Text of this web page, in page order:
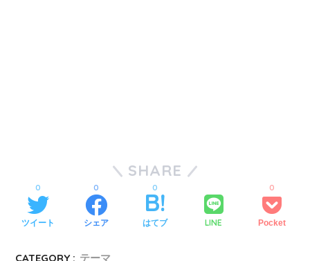
SHARE
ツイート
0
シェア
0
はてブ
0
LINE Pocket
0
CATEGORY : テーマ